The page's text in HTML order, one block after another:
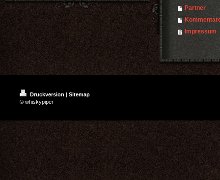
Partner
Impressum
Druckversion | Sitemap
© whiskypiper